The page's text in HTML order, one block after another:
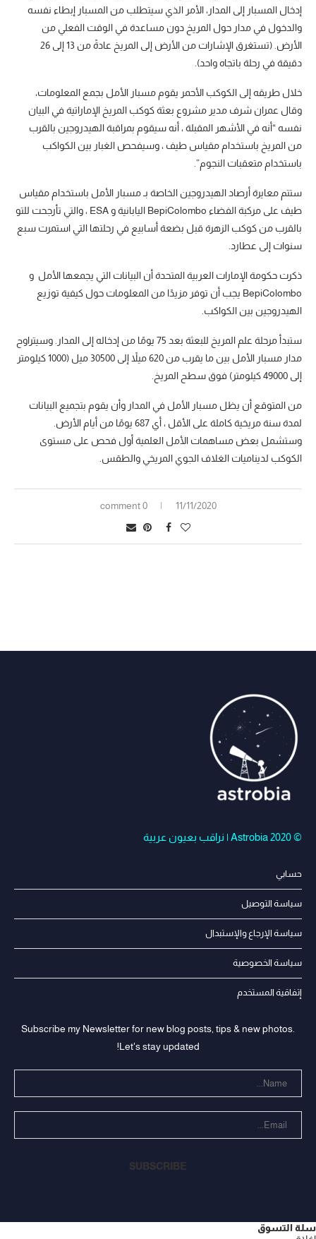
إدخال المسبار إلى المدار، الأمر الذي سيتطلب من المسبار إبطاء نفسه
والدخول في مدار حول المريخ دون مساعدة في الوقت الفعلي من
الأرض. (تستغرق الإشارات من الأرض إلى المريخ عادةً من 13 إلى 26
دقيقة في رحلة باتجاه واحد).
خلال طريقه إلى الكوكب الأحمر يقوم مسبار الأمل بجمع المعلومات،
وقال عمران شرف مدير مشروع بعثة كوكب المريخ الإماراتية في البيان
نفسه “أنه في الأشهر المقبلة ، أنه سيقوم بمراقبة الهيدروجين بالقرب
من المريخ باستخدام مقياس طيف ، وسيفحص الغبار بين الكواكب
باستخدام متعقبات النجوم”.
ستتم معايرة أرصاد الهيدروجين الخاصة بـ مسبار الأمل باستخدام مقياس
طيف على مركبة الفضاء BepiColombo اليابانية و ESA ، والتي تأرجحت للتو
بالقرب من كوكب الزهرة قبل بضعة أسابيع في رحلتها التي استمرت سبع
سنوات إلى عطارد.
ذكرت حكومة الإمارات العربية المتحدة أن البيانات التي يجمعها الأمل و
BepiColombo يجب أن توفر مزيدًا من المعلومات حول كيفية توزيع
الهيدروجين بين الكواكب.
ستبدأ مرحلة علم المريخ للبعثة بعد 75 يومًا من إدخاله إلى المدار. وسيتراوح
مدار مسبار الأمل بين ما يقرب من 620 ميلاً إلى 30500 ميل (1000 كيلومتر
إلى 49000 كيلومتر) فوق سطح المريخ.
من المتوقع أن يظل مسبار الأمل في المدار وأن يقوم بتجميع البيانات
لمدة سنة مريخية كاملة على الأقل ، أي 687 يومًا من أيام الأرض.
وستشمل بعض مساهمات الأمل العلمية أول فحص على مستوى
الكوكب لديناميات الغلاف الجوي المريخي والطقس.
11/11/2020
0 comment
© Astrobia 2020 | نراقب بعيون عربية
حسابي
سياسة التوصيل
سياسة الإرجاع والإستبدال
سياسة الخصوصية
إتفاقية المستخدم
Subscribe my Newsletter for new blog posts, tips & new photos.
Let's stay updated!
سلة التسوق